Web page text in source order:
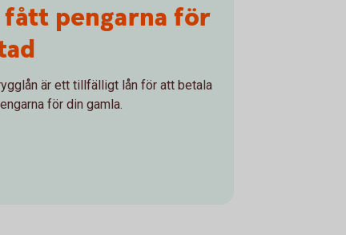
fått pengarna för
är ett tillfälligt lån för att betala
för din gamla.